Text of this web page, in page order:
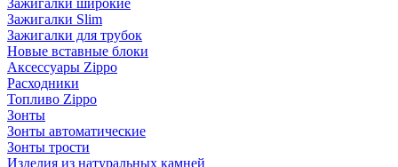
Зажигалки широкие
Зажигалки Slim
Зажигалки для трубок
Новые вставные блоки
Аксессуары Zippo
Расходники
Топливо Zippo
Зонты
Зонты автоматические
Зонты трости
Изделия из натуральных камней